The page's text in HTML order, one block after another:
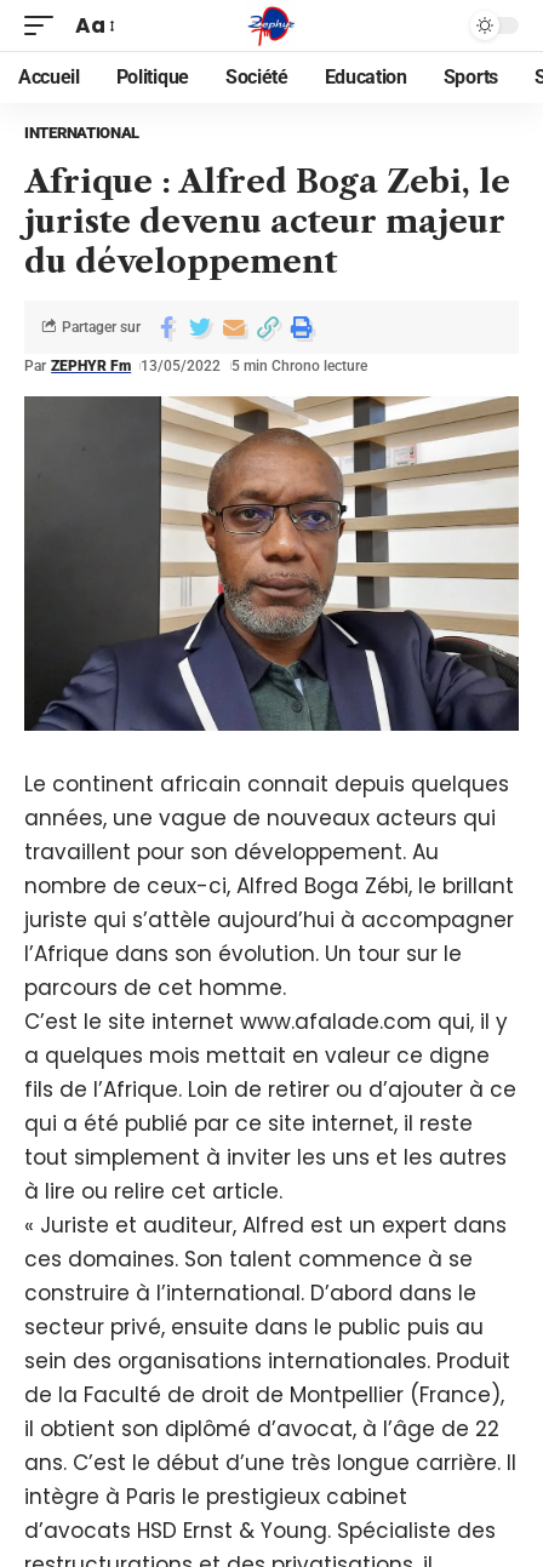
Aa
Accueil Politique Société Education Sports
INTERNATIONAL
Afrique : Alfred Boga Zebi, le
juriste devenu acteur majeur
du développement
Par ZEPHYR Fm 13/05/2022 5 min Chrono lecture
Partager sur
Le continent africain connait depuis quelques
années, une vague de nouveaux acteurs qui
travaillent pour son développement. Au
nombre de ceux-ci, Alfred Boga Zébi, le brillant
juriste qui s’attèle aujourd’hui à accompagner
l’Afrique dans son évolution. Un tour sur le
parcours de cet homme.
C’est le site internet www.afalade.com qui, il y
a quelques mois mettait en valeur ce digne
fils de l’Afrique. Loin de retirer ou d’ajouter à ce
qui a été publié par ce site internet, il reste
tout simplement à inviter les uns et les autres
à lire ou relire cet article.
« Juriste et auditeur, Alfred est un expert dans
ces domaines. Son talent commence à se
construire à l’international. D’abord dans le
secteur privé, ensuite dans le public puis au
sein des organisations internationales. Produit
de la Faculté de droit de Montpellier (France),
il obtient son diplômé d’avocat, à l’âge de 22
ans. C’est le début d’une très longue carrière. Il
intègre à Paris le prestigieux cabinet
d’avocats HSD Ernst & Young. Spécialiste des